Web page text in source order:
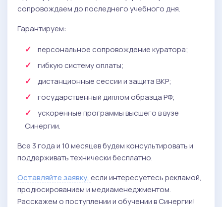
сопровождаем до последнего учебного дня.
Гарантируем:
персональное сопровождение куратора;
гибкую систему оплаты;
дистанционные сессии и защита ВКР;
государственный диплом образца РФ;
ускоренные программы высшего в вузе
Синергии.
Все 3 года и 10 месяцев будем консультировать и
поддерживать технически бесплатно.
Оставляйте заявку, если интересуетесь рекламой,
продюсированием и медиаменеджментом.
Расскажем о поступлении и обучении в Синергии!